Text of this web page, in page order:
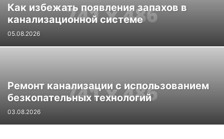
Как избежать появления запахов в
канализационной системе
05.08.2026
Ремонт канализации с использованием
безкопательных технологий
03.08.2026